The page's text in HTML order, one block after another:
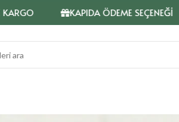
KAPIDA ÖDEME SEÇENEĞİ